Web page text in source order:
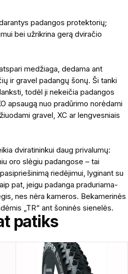
padangos protektorių;
bei užrikrina gerą dviračio
medžiaga, dedama ant
ir gravel padangų šonų. Ši tanki
todėl ji nekeičia padangos
apsaugą nuo pradūrimo norėdami
gravel, XC ar lengvesniais
dviratininkui daug privalumų:
oro slėgiu padangose – tai
riedėjimui, lyginant su
pat, jeigu padanga praduriama-
nes nėra kameros. Bekamerinės
„TR“ ant šoninės sienelės.
patiks